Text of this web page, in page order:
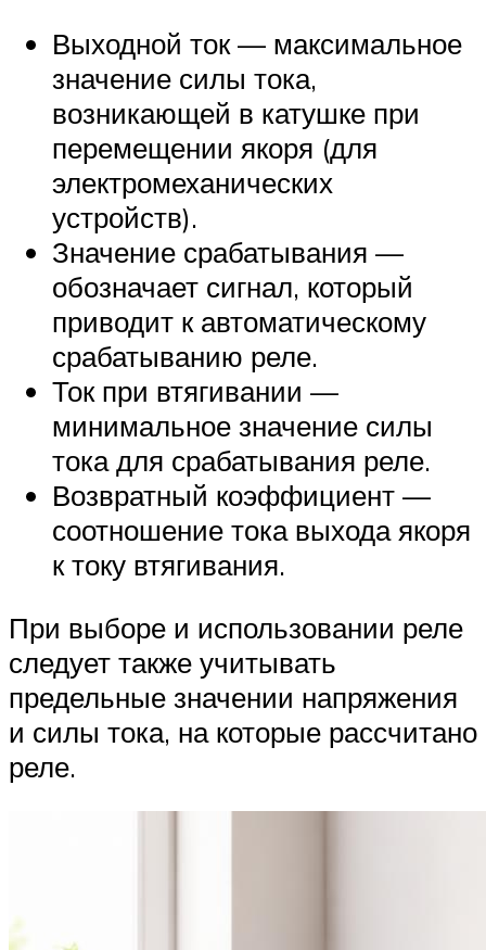
Выходной ток — максимальное
значение силы тока,
возникающей в катушке при
перемещении якоря (для
электромеханических
устройств).
Значение срабатывания —
обозначает сигнал, который
приводит к автоматическому
срабатыванию реле.
Ток при втягивании —
минимальное значение силы
тока для срабатывания реле.
Возвратный коэффициент —
соотношение тока выхода якоря
к току втягивания.
При выборе и использовании реле
следует также учитывать
предельные значении напряжения
и силы тока, на которые рассчитано
реле.